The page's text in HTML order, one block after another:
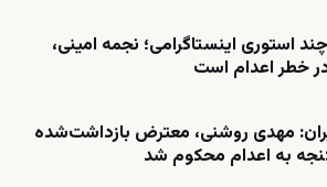
استوری اینستاگرامی؛ نجمه امینی،
مهدی روشنی، معترض بازداشت‌شده
به اعدام محکوم شد